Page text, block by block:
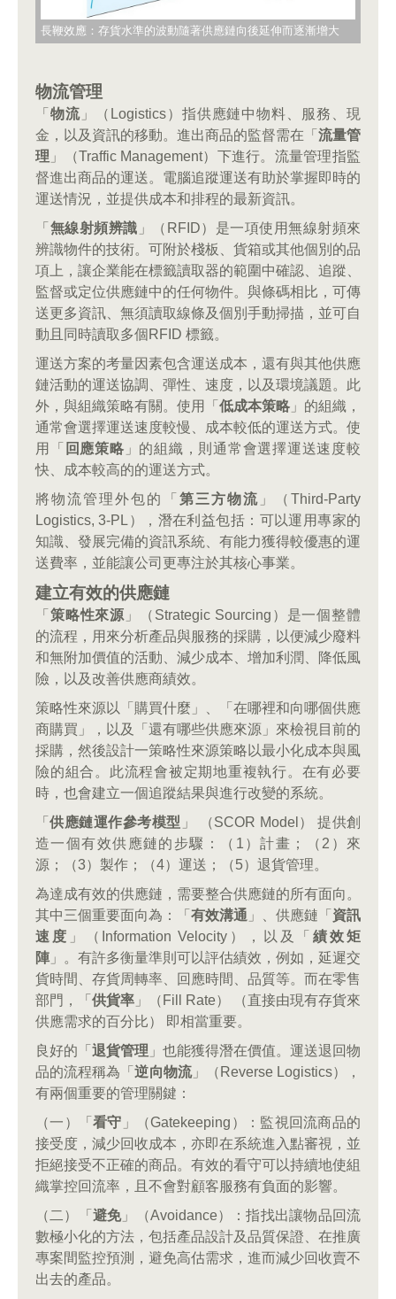
長鞭效應：存貨水準的波動隨著供應鏈向後延伸而逐漸增大
物流管理
「 物流」（Logistics）指供應鏈中物料、服務、現
金，以及資訊的移動。進出商品的監督需在「 流量管
理 」（Traffic Management）下進行。流量管理指監
督進出商品的運送。電腦追蹤運送有助於掌握即時的
運送情況，並提供成本和排程的最新資訊。
「 無線射頻辨識 」（RFID）是一項使用無線射頻來
辨識物件的技術。可附於棧板、貨箱或其他個別的品
項上，讓企業能在標籤讀取器的範圍中確認、追蹤、
監督或定位供應鏈中的任何物件。與條碼相比，可傳
送更多資訊、無須讀取線條及個別手動掃描，並可自
動且同時讀取多個RFID 標籤。
運送方案的考量因素包含運送成本，還有與其他供應
鏈活動的運送協調、彈性、速度，以及環境議題。此
外，與組織策略有關。使用「 低成本策略 」的組織，
通常會選擇運送速度較慢、成本較低的運送方式。使
用「 回應策略 」的組織，則通常會選擇運送速度較
快、成本較高的的運送方式。
將物流管理外包的「 第三方物流 」（Third-Party
Logistics, 3-PL），潛在利益包括：可以運用專家的
知識、發展完備的資訊系統、有能力獲得較優惠的運
送費率，並能讓公司更專注於其核心事業。
建立有效的供應鏈
「 策略性來源 」（Strategic Sourcing）是一個整體
的流程，用來分析產品與服務的採購，以便減少廢料
和無附加價值的活動、減少成本、增加利潤、降低風
險，以及改善供應商績效。
策略性來源以「購買什麼」、「在哪裡和向哪個供應
商購買」，以及「還有哪些供應來源」來檢視目前的
採購，然後設計一策略性來源策略以最小化成本與風
險的組合。此流程會被定期地重複執行。在有必要
時，也會建立一個追蹤結果與進行改變的系統。
「供應鏈運作參考模型 」 （SCOR Model） 提供創
造一個有效供應鏈的步驟：（1）計畫；（2）來
源；（3）製作；（4）運送；（5）退貨管理。
為達成有效的供應鏈，需要整合供應鏈的所有面向。
其中三個重要面向為：「 有效溝通 」、供應鏈「 資訊
速度 」（Information Velocity），以及「績效矩
陣 」。有許多衡量準則可以評估績效，例如，延遲交
貨時間、存貨周轉率、回應時間、品質等。而在零售
部門，「 供貨率 」（Fill Rate） （直接由現有存貨來
供應需求的百分比） 即相當重要。
良好的「 退貨管理 」也能獲得潛在價值。運送退回物
品的流程稱為「逆向物流」（Reverse Logistics），
有兩個重要的管理關鍵：
（一）「看守 」（Gatekeeping）：監視回流商品的
接受度，減少回收成本，亦即在系統進入點審視，並
拒絕接受不正確的商品。有效的看守可以持續地使組
織掌控回流率，且不會對顧客服務有負面的影響。
（二）「 避免」（Avoidance）：指找出讓物品回流
數極小化的方法，包括產品設計及品質保證、在推廣
專案間監控預測，避免高估需求，進而減少回收賣不
出去的產品。